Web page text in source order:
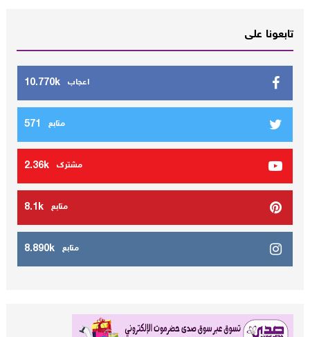
تابعونا على
10.770k اعجاب
571 متابع
2.36k مشترك
8.1k متابع
8.890k متابع